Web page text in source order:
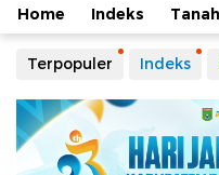
Home Indeks
Terpopuler Indeks